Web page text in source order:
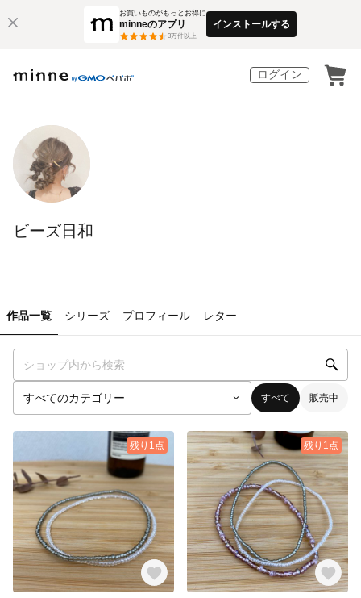
お買いものがもっとお得に
minneのアプリ
3万件以上
インストールする
ログイン
ビーズ日和
作品一覧 シリーズ プロフィール レター
すべて 販売中
残り1点 残り1点